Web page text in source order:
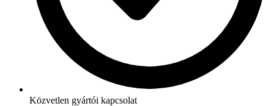
Közvetlen gyártói kapcsolat